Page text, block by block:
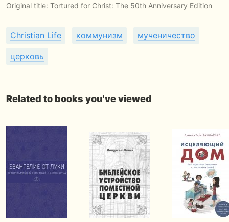
Original title: Tortured for Christ: The 50th Anniversary Edition
Christian Life коммунизм мученичество
церковь
Related to books you've viewed